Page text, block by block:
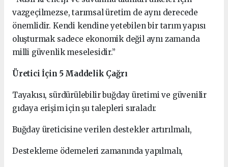
vazgeçilmezse, tarımsal üretim de aynı derecede
önemlidir. Kendi kendine yetebilen bir tarım yapısı
oluşturmak sadece ekonomik değil aynı zamanda
milli güvenlik meselesidir.”
Üretici İçin 5 Maddelik Çağrı
Tayakısı, sürdürülebilir buğday üretimi ve güvenilir
gıdaya erişim için şu talepleri sıraladı:
Buğday üreticisine verilen destekler artırılmalı,
Destekleme ödemeleri zamanında yapılmalı,